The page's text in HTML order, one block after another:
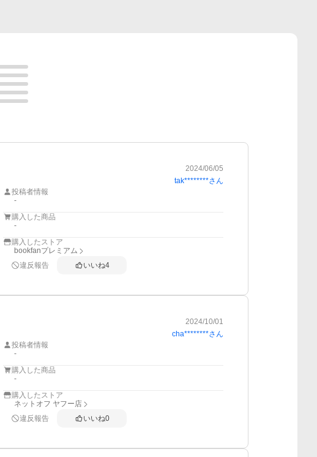
2024/06/05
tak********さん
投稿者情報
-
購入した商品
-
購入したストア
bookfanプレミアム
違反報告
いいね4
2024/10/01
cha********さん
投稿者情報
-
購入した商品
-
購入したストア
ネットオフ ヤフー店
違反報告
いいね0